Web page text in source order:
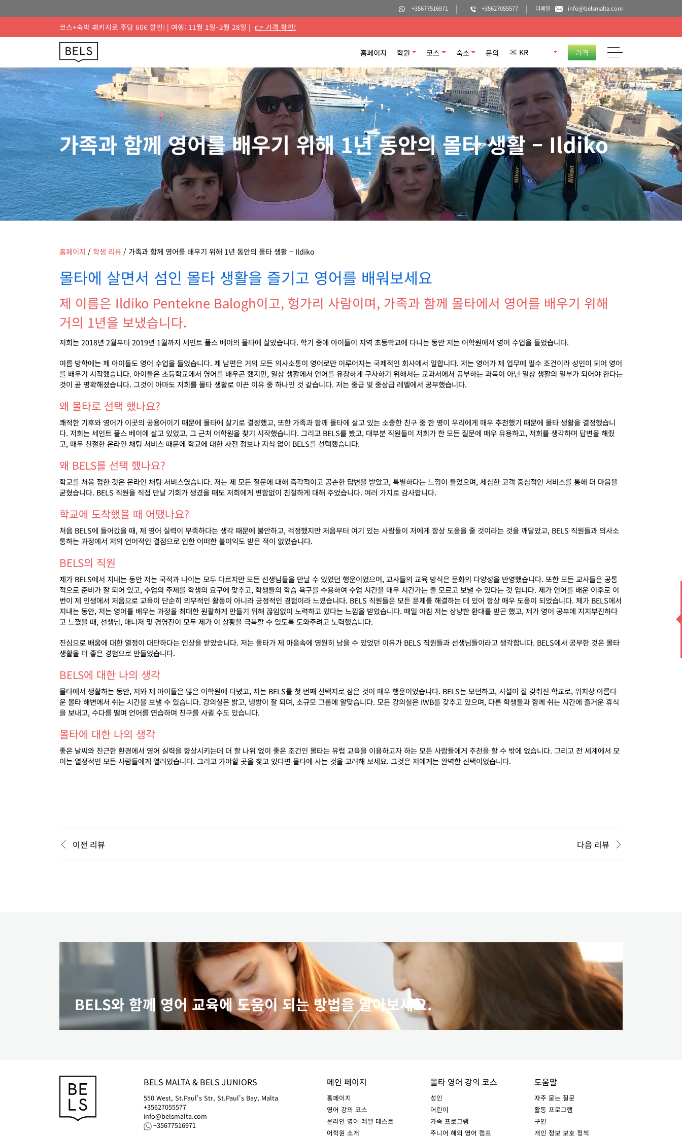
+35677516971 +35627055577 이메일 info@belsmalta.com
코스+숙박 패키지로 주당 60€ 할인! | 여행: 11월 1일–2월 28일 | 👉 가격 확인!
홈페이지 학원 코스 숙소 문의 KR 가격
가족과 함께 영어를 배우기 위해 1년 동안의 몰타 생활 – Ildiko
홈페이지 / 학생 리뷰 / 가족과 함께 영어를 배우기 위해 1년 동안의 몰타 생활 – Ildiko
몰타에 살면서 섬인 몰타 생활을 즐기고 영어를 배워보세요
제 이름은 Ildiko Pentekne Balogh이고, 헝가리 사람이며, 가족과 함께 몰타에서 영어를 배우기 위해
거의 1년을 보냈습니다.
저희는2018년 2월부터 2019년 1월까지 세인트 폴스 베이의 몰타에 살았습니다. 학기 중에 아이들이 지역 초등학교에 다니는 동안 저는 어학원에서 영어 수업을 들었습니다.
여름 방학에는 제 아이들도 영어 수업을 들었습니다. 제 남편은 거의 모든 의사소통이 영어로만 이루어지는 국제적인 회사에서 일합니다. 저는 영어가 제 업무에 필수 조건이라 성인이 되어 영어
를 배우기 시작했습니다. 아이들은 초등학교에서 영어를 배우곤 했지만, 일상 생활에서 언어를 유창하게 구사하기 위해서는 교과서에서 공부하는 과목이 아닌 일상 생활의 일부가 되어야 한다는
것이 곧 명확해졌습니다. 그것이 아마도 저희를 몰타 생활로 이끈 이유 중 하나인 것 같습니다. 저는 중급 및 중상급 레벨에서 공부했습니다.
왜 몰타로 선택 했나요?
쾌적한 기후와 영어가 이곳의 공용어이기 때문에 몰타에 살기로 결정했고, 또한 가족과 함께 몰타에 살고 있는 소중한 친구 중 한 명이 우리에게 매우 추천했기 때문에 몰타 생활을 결정했습니
다. 저희는 세인트 폴스 베이에 살고 있었고, 그 근처 어학원을 찾기 시작했습니다. 그리고 BELS를 봤고, 대부분 직원들이 저희가 한 모든 질문에 매우 유용하고, 저희를 생각하며 답변을 해줬
고, 매우 친절한 온라인 채팅 서비스 때문에 학교에 대한 사전 정보나 지식 없이 BELS를 선택했습니다.
왜 BELS를 선택 했나요?
학교를 처음 접한 것은 온라인 채팅 서비스였습니다. 저는 제 모든 질문에 대해 즉각적이고 공손한 답변을 받았고, 특별하다는 느낌이 들었으며, 세심한 고객 중심적인 서비스를 통해 더 마음을
굳혔습니다. BELS 직원을 직접 만날 기회가 생겼을 때도 저희에게 변함없이 친절하게 대해 주었습니다. 여러 가지로 감사합니다.
학교에 도착했을 때 어땠나요?
처음 BELS에 들어갔을 때, 제 영어 실력이 부족하다는 생각 때문에 불안하고, 걱정했지만 처음부터 여기 있는 사람들이 저에게 항상 도움을 줄 것이라는 것을 깨달았고, BELS 직원들과 의사소
통하는 과정에서 저의 언어적인 결점으로 인한 어떠한 불이익도 받은 적이 없었습니다.
BELS의 직원
제가 BELS에서 지내는 동안 저는 국적과 나이는 모두 다르지만 모든 선생님들을 만날 수 있었던 행운이었으며, 교사들의 교육 방식은 문화의 다양성을 반영했습니다. 또한 모든 교사들은 공통
적으로 준비가 잘 되어 있고, 수업의 주제를 학생의 요구에 맞추고, 학생들의 학습 욕구를 수용하여 수업 시간을 매우 시간가는 줄 모르고 보낼 수 있다는 것 입니다. 제가 언어를 배운 이후로 이
번이 제 인생에서 처음으로 교육이 단순히 의무적인 활동이 아니라 긍정적인 경험이라 느꼈습니다. BELS 직원들은 모든 문제를 해결하는 데 있어 항상 매우 도움이 되었습니다. 제가 BELS에서
지내는 동안, 저는 영어를 배우는 과정을 최대한 원활하게 만들기 위해 끊임없이 노력하고 있다는 느낌을 받았습니다. 매일 아침 저는 상냥한 환대를 받곤 했고, 제가 영어 공부에 지지부진하다
고 느꼈을 때, 선생님, 매니저 및 경영진이 모두 제가 이 상황을 극복할 수 있도록 도와주려고 노력했습니다.
진심으로 배움에 대한 열정이 대단하다는 인상을 받았습니다. 저는 몰타가 제 마음속에 영원히 남을 수 있었던 이유가 BELS 직원들과 선생님들이라고 생각합니다. BELS에서 공부한 것은 몰타
생활을 더 좋은 경험으로 만들었습니다.
BELS에 대한 나의 생각
몰타에서 생활하는 동안, 저와 제 아이들은 많은 어학원에 다녔고, 저는 BELS를 첫 번째 선택지로 삼은 것이 매우 행운이었습니다. BELS는 모던하고, 시설이 잘 갖춰진 학교로, 위치상 아름다
운 몰타 해변에서 쉬는 시간을 보낼 수 있습니다. 강의실은 밝고, 냉방이 잘 되며, 소규모 그룹에 알맞습니다. 모든 강의실은 IWB를 갖추고 있으며, 다른 학생들과 함께 쉬는 시간에 즐거운 휴식
을 보내고, 수다를 떨며 언어를 연습하며 친구를 사귈 수도 있습니다.
몰타에 대한 나의 생각
좋은 날씨와 친근한 환경에서 영어 실력을 향상시키는데 더 할 나위 없이 좋은 조건인 몰타는 유럽 교육을 이용하고자 하는 모든 사람들에게 추천을 할 수 밖에 없습니다. 그리고 전 세계에서 모
이는 열정적인 모든 사람들에게 열려있습니다. 그리고 가야할 곳을 찾고 있다면 몰타에 사는 것을 고려해 보세요. 그것은 저에게는 완벽한 선택이었습니다.
이전 리뷰 다음 리뷰
BELS와 함께 영어 교육에 도움이 되는 방법을 알아보세요.
BELS MALTA& BELS JUNIORS
550 West, St.Paul's Str, St.Paul's Bay, Malta
+35627055577
info@belsmalta.com
+35677516971
메인 페이지
홈페이지
영어 강의 코스
온라인 영어 레벨 테스트
어학원 소개
몰타 영어 강의 코스
성인
어린이
가족 프로그램
주니어 해외 영어 캠프
도움말
자주 묻는 질문
활동 프로그램
구인
개인 정보 보호 정책